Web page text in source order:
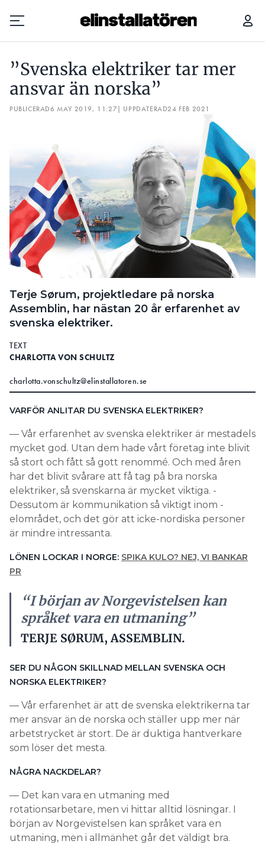
Prenumerera
Hantera prenumeration
Lediga jobb
Annonsera
Läs E-tidningen
Om tidningen
Kontakt
Personuppgifter
”Svenska ­elektriker tar mer
ansvar än norska”
PUBLICERAD6 MAY 2019, 11:27| UPPDATERAD24 FEB 2021
Terje Sørum, projektledare på norska
Assemblin, har nästan 20 år erfarenhet av
svenska elektriker.
TEXT
CHARLOTTA VON SCHULTZ
charlotta.vonschultz@elinstallatoren.se
VARFÖR ANLITAR DU SVENSKA ELEKTRIKER?
— Vår erfarenhet av svenska elektriker är mestadels
mycket god. Utan dem hade vårt företag inte blivit
så stort och fått så gott renommé. Och med åren
har det blivit svårare att få tag på bra norska
elektriker, så svenskarna är mycket viktiga. ­
Dessutom är kommunikation så viktigt inom ­
elområdet, och det gör att icke-­nordiska personer
är mindre intressanta.
LÖNEN LOCKAR I NORGE: SPIKA KULO? NEJ, VI BANKAR
PR
“I början av Norgevistelsen kan
språket vara en utmaning”
TERJE SØRUM, ASSEMBLIN.
SER DU NÅGON SKILLNAD MELLAN SVENSKA OCH
NORSKA ELEKTRIKER?
— Vår erfarenhet är att de svenska elektrikerna tar
mer ansvar än de norska och ställer upp mer när
arbetstrycket är stort. De är duktiga hantverkare
som löser det mesta.
NÅGRA NACKDELAR?
— Det kan vara en utmaning med
rotationsarbetare, men vi hittar alltid lösningar. I
början av Norgevistelsen kan språket vara en
utmaning, men i allmänhet går det väldigt bra.